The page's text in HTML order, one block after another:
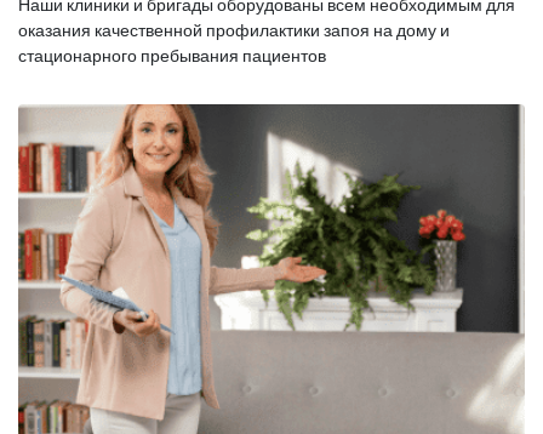
Наши клиники и бригады оборудованы всем необходимым для
оказания качественной профилактики запоя на дому и
стационарного пребывания пациентов